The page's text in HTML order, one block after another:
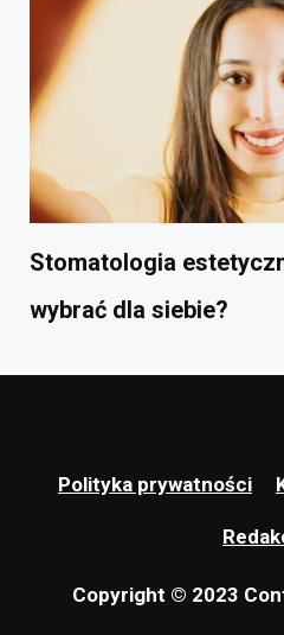
Stomatologia
wybrać dla siebie?
Polityka prywatności
Copyright © 2023